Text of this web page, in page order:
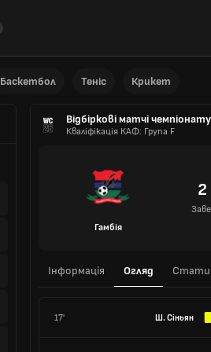
Баскетбол Теніс Крикет
Відбіркові матчі
Кваліфікація КАФ: Група F
Гамбія
Інформація Огляд
17' Ш. Сіньян